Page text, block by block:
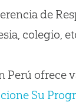
de
colegio,
Perú ofrece
Su